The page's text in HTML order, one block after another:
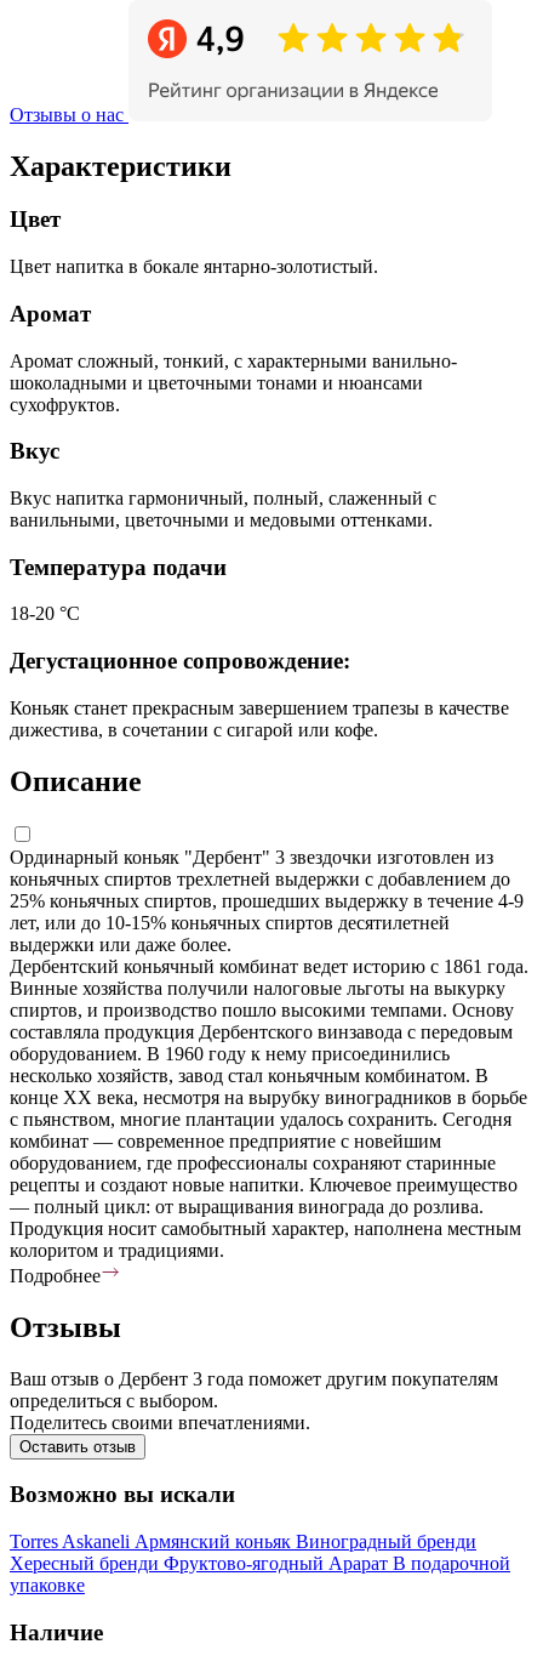
Отзывы о нас
Характеристики
Цвет
Цвет напитка в бокале янтарно-золотистый.
Аромат
Аромат сложный, тонкий, с характерными ванильно-
шоколадными и цветочными тонами и нюансами
сухофруктов.
Вкус
Вкус напитка гармоничный, полный, слаженный с
ванильными, цветочными и медовыми оттенками.
Температура подачи
18-20 °С
Дегустационное сопровождение:
Коньяк станет прекрасным завершением трапезы в качестве
дижестива, в сочетании с сигарой или кофе.
Описание
Ординарный коньяк "Дербент" 3 звездочки изготовлен из
коньячных спиртов трехлетней выдержки с добавлением до
25% коньячных спиртов, прошедших выдержку в течение 4-9
лет, или до 10-15% коньячных спиртов десятилетней
выдержки или даже более.
Дербентский коньячный комбинат ведет историю с 1861 года.
Винные хозяйства получили налоговые льготы на выкурку
спиртов, и производство пошло высокими темпами. Основу
составляла продукция Дербентского винзавода с передовым
оборудованием. В 1960 году к нему присоединились
несколько хозяйств, завод стал коньячным комбинатом. В
конце XX века, несмотря на вырубку виноградников в борьбе
с пьянством, многие плантации удалось сохранить. Сегодня
комбинат — современное предприятие с новейшим
оборудованием, где профессионалы сохраняют старинные
рецепты и создают новые напитки. Ключевое преимущество
— полный цикл: от выращивания винограда до розлива.
Продукция носит самобытный характер, наполнена местным
колоритом и традициями.
Подробнее
Отзывы
Ваш отзыв о Дербент 3 года поможет другим покупателям
определиться с выбором.
Поделитесь своими впечатлениями.
Оставить отзыв
Возможно вы искали
Torres Askaneli Армянский коньяк Виноградный бренди
Хересный бренди Фруктово-ягодный Арарат В подарочной
упаковке
Наличие